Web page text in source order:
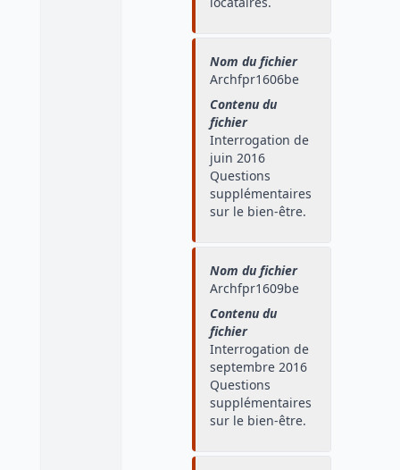
Nom du fichier
Archfpr1606be
Contenu du
fichier
Interrogation de
juin 2016
Questions
supplémentaires
sur le bien-être.
Nom du fichier
Archfpr1609be
Contenu du
fichier
Interrogation de
septembre 2016
Questions
supplémentaires
sur le bien-être.